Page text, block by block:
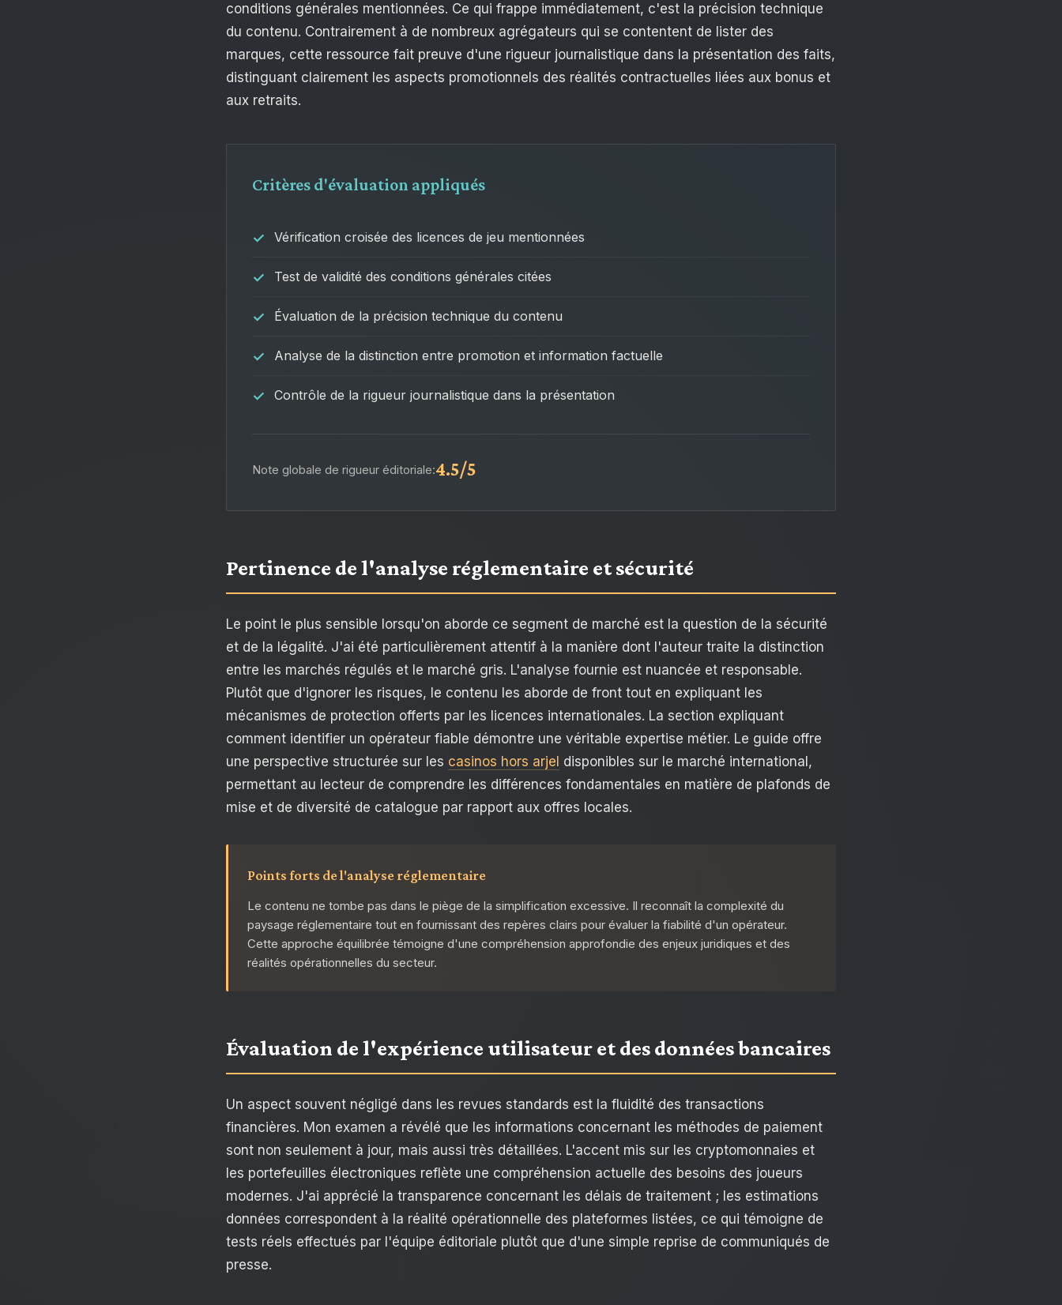
conditions générales mentionnées. Ce qui frappe immédiatement, c'est la précision technique
du contenu. Contrairement à de nombreux agrégateurs qui se contentent de lister des
marques, cette ressource fait preuve d'une rigueur journalistique dans la présentation des faits,
distinguant clairement les aspects promotionnels des réalités contractuelles liées aux bonus et
aux retraits.
Critères d'évaluation appliqués
Vérification croisée des licences de jeu mentionnées
Test de validité des conditions générales citées
Évaluation de la précision technique du contenu
Analyse de la distinction entre promotion et information factuelle
Contrôle de la rigueur journalistique dans la présentation
Note globale de rigueur éditoriale:4.5/5
Pertinence de l'analyse réglementaire et sécurité
Le point le plus sensible lorsqu'on aborde ce segment de marché est la question de la sécurité
et de la légalité. J'ai été particulièrement attentif à la manière dont l'auteur traite la distinction
entre les marchés régulés et le marché gris. L'analyse fournie est nuancée et responsable.
Plutôt que d'ignorer les risques, le contenu les aborde de front tout en expliquant les
mécanismes de protection offerts par les licences internationales. La section expliquant
comment identifier un opérateur fiable démontre une véritable expertise métier. Le guide offre
une perspective structurée sur les casinos hors arjel disponibles sur le marché international,
permettant au lecteur de comprendre les différences fondamentales en matière de plafonds de
mise et de diversité de catalogue par rapport aux offres locales.
Points forts de l'analyse réglementaire
Le contenu ne tombe pas dans le piège de la simplification excessive. Il reconnaît la complexité du
paysage réglementaire tout en fournissant des repères clairs pour évaluer la fiabilité d'un opérateur.
Cette approche équilibrée témoigne d'une compréhension approfondie des enjeux juridiques et des
réalités opérationnelles du secteur.
Évaluation de l'expérience utilisateur et des données bancaires
Un aspect souvent négligé dans les revues standards est la fluidité des transactions
financières. Mon examen a révélé que les informations concernant les méthodes de paiement
sont non seulement à jour, mais aussi très détaillées. L'accent mis sur les cryptomonnaies et
les portefeuilles électroniques reflète une compréhension actuelle des besoins des joueurs
modernes. J'ai apprécié la transparence concernant les délais de traitement ; les estimations
données correspondent à la réalité opérationnelle des plateformes listées, ce qui témoigne de
tests réels effectués par l'équipe éditoriale plutôt que d'une simple reprise de communiqués de
presse.